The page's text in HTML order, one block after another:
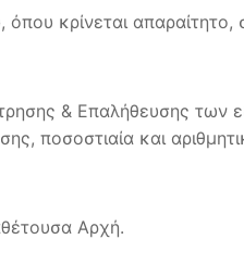
όπου κρίνεται
& Επαλήθευσης των
ποσοστιαία και
Αρχή.